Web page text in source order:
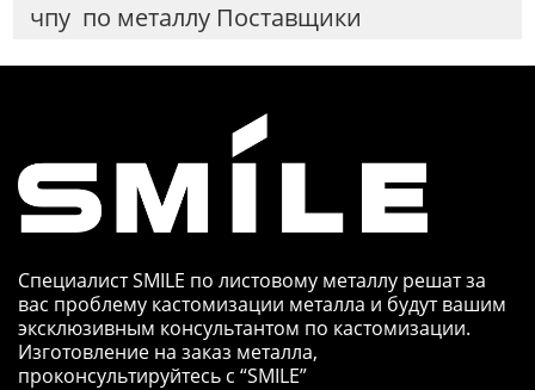
чпу по металлу Поставщики
Специалист SMILE по листовому металлу решат за
вас проблему кастомизации металла и будут вашим
эксклюзивным консультантом по кастомизации.
Изготовление на заказ металла,
проконсультируйтесь с “SMILE”